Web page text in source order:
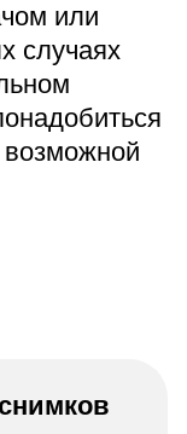
или
случаях
возможной